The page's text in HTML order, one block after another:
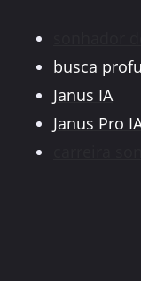
busca
Janus IA
Janus Pro